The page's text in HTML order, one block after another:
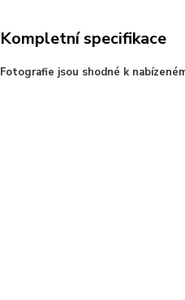
Kompletní specifikace
Fotografie jsou shodné k